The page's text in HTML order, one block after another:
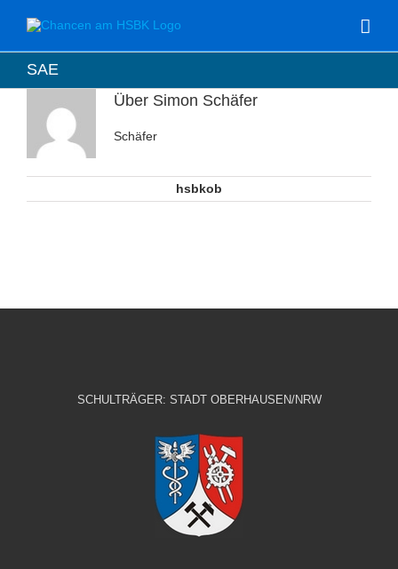
Inhalt
springen
SAE
Über Simon Schäfer
Schäfer
hsbkob
SCHULTRÄGER: STADT OBERHAUSEN/NRW